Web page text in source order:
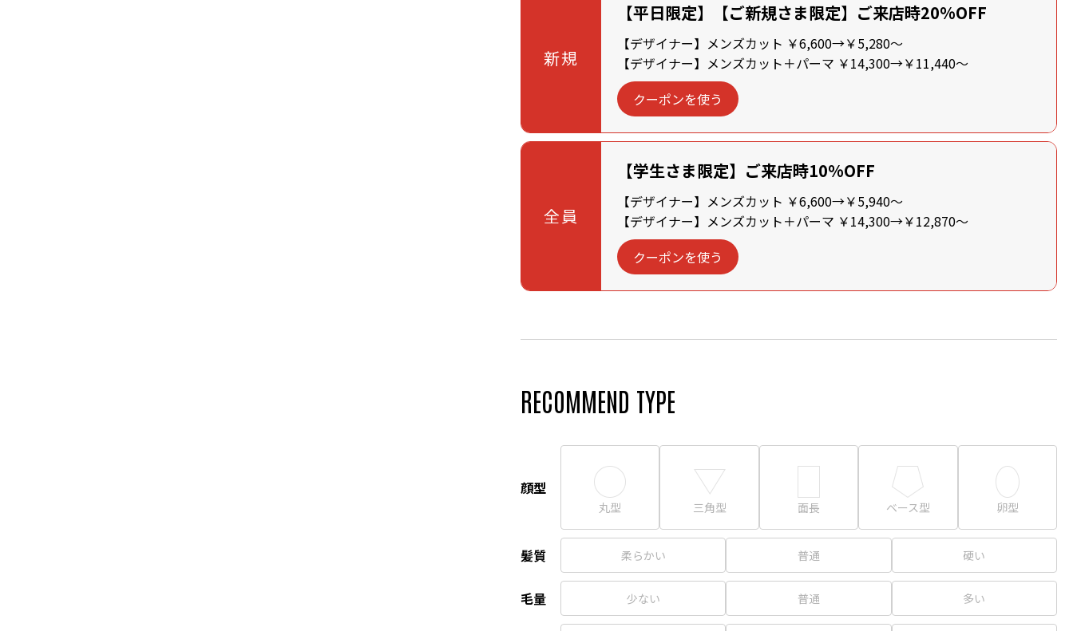
新規
【平日限定】【ご新規さま限定】ご来店時20%OFF
【デザイナー】メンズカット ￥6,600→￥5,280～
【デザイナー】メンズカット＋パーマ ￥14,300→￥11,440～
クーポンを使う
全員
【学生さま限定】ご来店時10%OFF
【デザイナー】メンズカット ￥6,600→￥5,940～
【デザイナー】メンズカット＋パーマ ￥14,300→￥12,870～
クーポンを使う
RECOMMEND TYPE
顔型
丸型 三角型 面長 ベース型 卵型
髪質 柔らかい 普通 硬い
毛量 少ない 普通 多い